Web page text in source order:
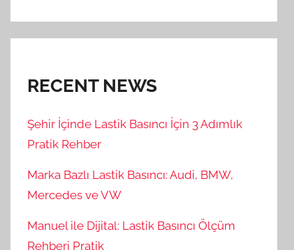
RECENT NEWS
Şehir İçinde Lastik Basıncı İçin 3 Adımlık
Pratik Rehber
Marka Bazlı Lastik Basıncı: Audi, BMW,
Mercedes ve VW
Manuel ile Dijital: Lastik Basıncı Ölçüm
Rehberi Pratik